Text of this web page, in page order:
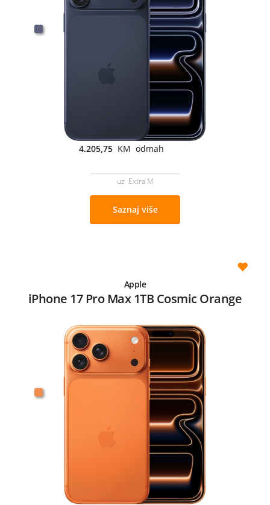
4.205,75 KM odmah
uz Extra M
Saznaj više
Apple
iPhone 17 Pro Max 1TB Cosmic Orange